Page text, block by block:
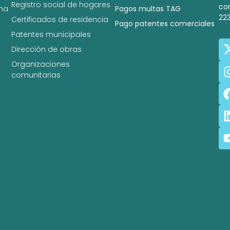
Pagos multas TAG
Pago patentes comerciales
Registro social de hogares
Certificados de residencia
Patentes municipales
Dirección de obras
Organizaciones
comunitarias